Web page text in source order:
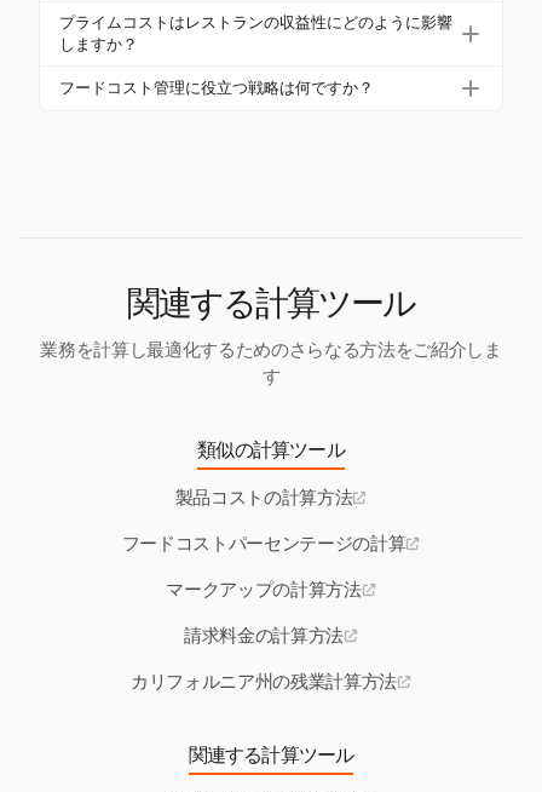
を確保するためです。
ニューエンジニアリングやスタッフのトレーニング
も、品質を維持しながら費用を削減するのに役立ち
ます。
一般的な在庫評価方法にはFIFO、LIFO、加重平均コ
ストがあります。FIFOは腐りやすい商品に適してお
らします。
プライムコストはレストランの収益性にどのように影響
しますか？
プライムコストは、食材と労働コストの合計であ
フードコスト管理に役立つ戦略は何ですか？
関連する計算ツール
業務を計算し最適化するためのさらなる方法をご紹介しま
す
類似の計算ツール
製品コストの計算方法
フードコストパーセンテージの計算
マークアップの計算方法
請求料金の計算方法
カリフォルニア州の残業計算方法
関連する計算ツール